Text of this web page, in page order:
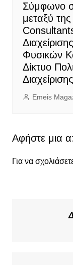
Σύμφωνο
μεταξύ
Φυσικών
Δίκτυο
Emeis
Αφήστε μια
Για να